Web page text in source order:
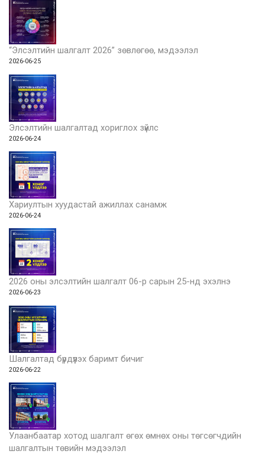
“Элсэлтийн шалгалт 2026” зөвлөгөө, мэдээлэл
2026-06-25
Элсэлтийн шалгалтад хориглох зүйлс
2026-06-24
Хариултын хуудастай ажиллах санамж
2026-06-24
2026 оны элсэлтийн шалгалт 06-р сарын 25-нд эхэлнэ
2026-06-23
Шалгалтад бүрдүүлэх баримт бичиг
2026-06-22
Улаанбаатар хотод шалгалт өгөх өмнөх оны төгсөгчдийн
шалгалтын төвийн мэдээлэл